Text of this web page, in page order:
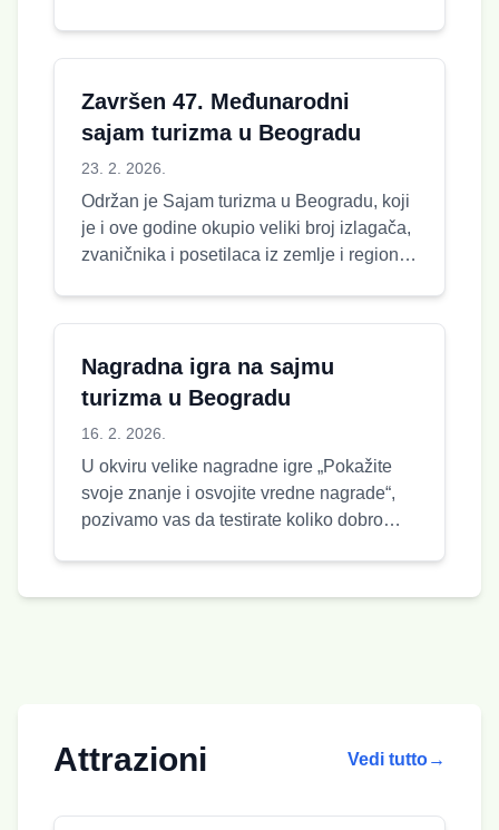
Završen 47. Međunarodni
sajam turizma u Beogradu
23. 2. 2026.
Održan je Sajam turizma u Beogradu, koji
je i ove godine okupio veliki broj izlagača,
zvaničnika i posetilaca iz zemlje i regiona.
Nagradna igra na sajmu
turizma u Beogradu
16. 2. 2026.
U okviru velike nagradne igre „Pokažite
svoje znanje i osvojite vredne nagrade“,
pozivamo vas da testirate koliko dobro
Attrazioni Vedi tutto→